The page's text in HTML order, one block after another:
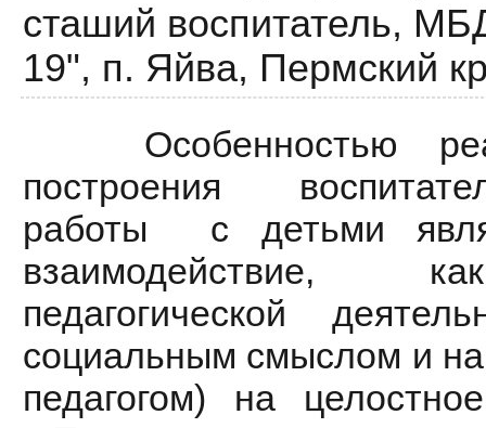
сташий воспитатель,
19", п. Яйва, Пермский
Особенностью
построения
работы с детьми
взаимодействие,
педагогической
социальным смыслом и
педагогом) на